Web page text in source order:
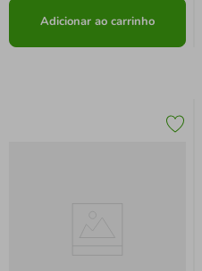
Adicionar ao carrinho